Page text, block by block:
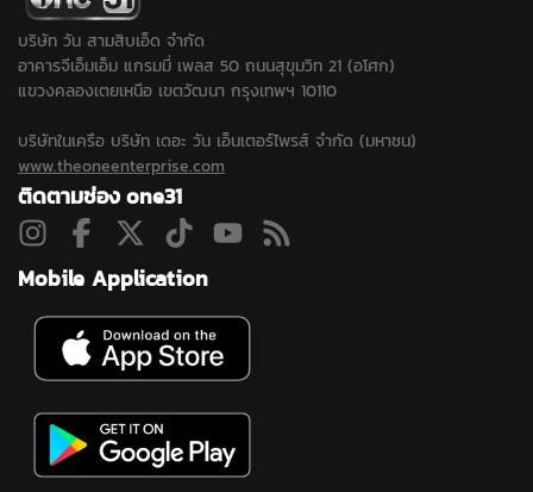
บริษัท วัน สามสิบเอ็ด จำกัด
อาคารจีเอ็มเอ็ม แกรมมี่ เพลส 50 ถนนสุขุมวิท 21 (อโศก)
แขวงคลองเตยเหนือ เขตวัฒนา กรุงเทพฯ 10110
บริษัทในเครือ บริษัท เดอะ วัน เอ็นเตอร์ไพรส์ จำกัด (มหาชน)
www.theoneenterprise.com
ติดตามช่อง one31
Mobile Application